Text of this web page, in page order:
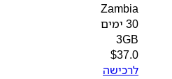
Zambia
3GB
$37.0
לרכישה